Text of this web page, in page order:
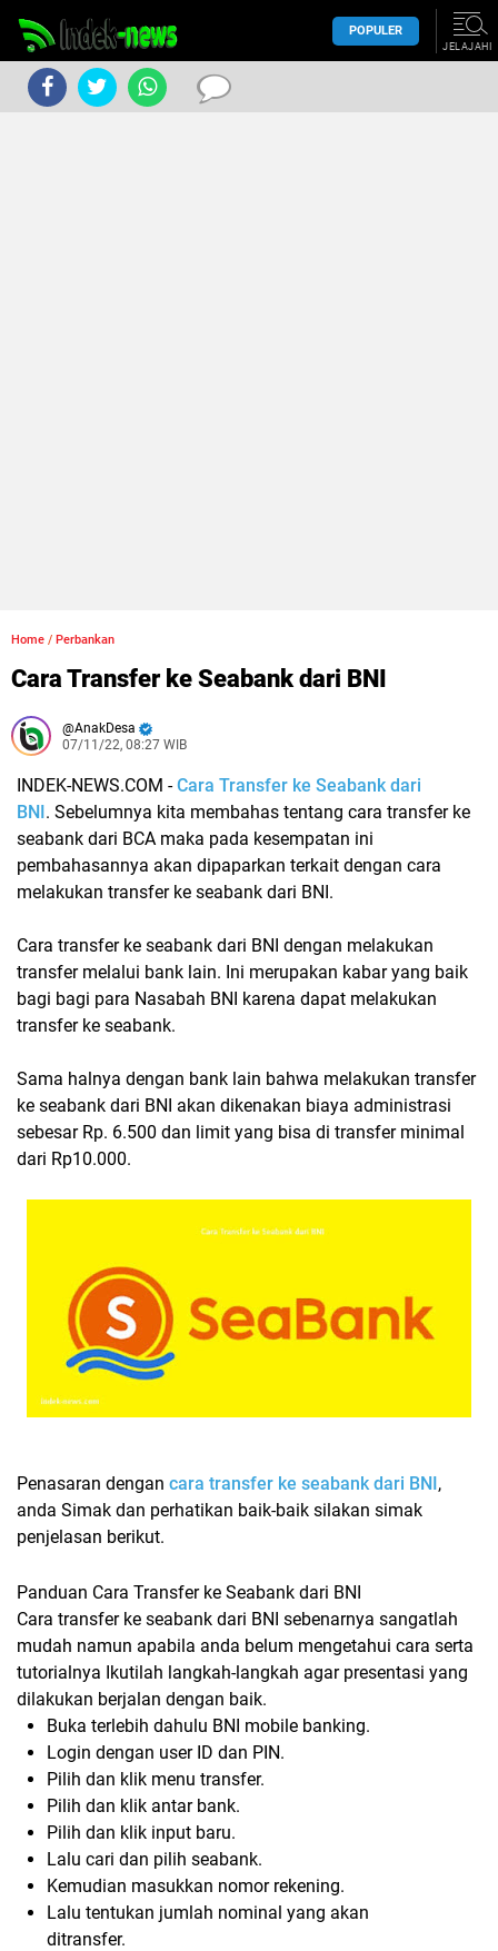
POPULER
JELAJAHI
Home / Perbankan
Cara Transfer ke Seabank dari BNI
AnakDesa
07/11/22, 08:27 WIB
INDEK-NEWS.COM -Cara Transfer ke Seabank dari
BNI. Sebelumnya kita membahas tentang cara transfer ke
seabank dari BCA maka pada kesempatan ini
pembahasannya akan dipaparkan terkait dengan cara
melakukan transfer ke seabank dari BNI.
Cara transfer ke seabank dari BNI dengan melakukan
transfer melalui bank lain. Ini merupakan kabar yang baik
bagi bagi para Nasabah BNI karena dapat melakukan
transfer ke seabank.
Sama halnya dengan bank lain bahwa melakukan transfer
ke seabank dari BNI akan dikenakan biaya administrasi
sebesar Rp. 6.500 dan limit yang bisa di transfer minimal
dari Rp10.000.
Penasaran dengan cara transfer ke seabank dari BNI,
anda Simak dan perhatikan baik-baik silakan simak
penjelasan berikut.
Panduan Cara Transfer ke Seabank dari BNI
Cara transfer ke seabank dari BNI sebenarnya sangatlah
mudah namun apabila anda belum mengetahui cara serta
tutorialnya Ikutilah langkah-langkah agar presentasi yang
dilakukan berjalan dengan baik.
Buka terlebih dahulu BNI mobile banking.
Login dengan user ID dan PIN.
Pilih dan klik menu transfer.
Pilih dan klik antar bank.
Pilih dan klik input baru.
Lalu cari dan pilih seabank.
Kemudian masukkan nomor rekening.
Lalu tentukan jumlah nominal yang akan
ditransfer.